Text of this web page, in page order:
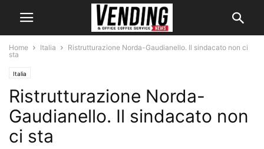
Home Italia
Ristrutturazione Norda-Gaudianello. Il sindacato non ci
sta
Italia
Ristrutturazione Norda-
Gaudianello. Il sindacato non
ci sta